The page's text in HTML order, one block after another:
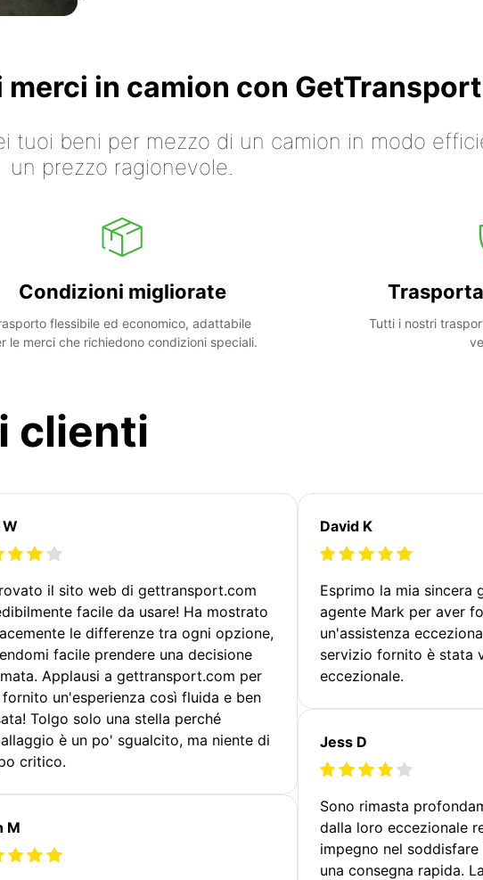
in camion con
tuoi beni per mezzo di un camion in modo
un prezzo ragionevole.
Condizioni migliorate
flessibile ed economico, adattabile
le merci che richiedono condizioni speciali.
Tutti i nostri
clienti
W
il sito web di gettransport.com
facile da usare! Ha mostrato
le differenze tra ogni opzione,
facile prendere una decisione
Applausi a gettransport.com per
un'esperienza così fluida e ben
Tolgo solo una stella perché
è un po' sgualcito, ma niente di
critico.
M
David K
Esprimo la mia sincera
agente Mark per aver
un'assistenza
servizio fornito è stata
eccezionale.
Jess D
Sono rimasta
dalla loro eccezionale
impegno nel
una consegna rapida.